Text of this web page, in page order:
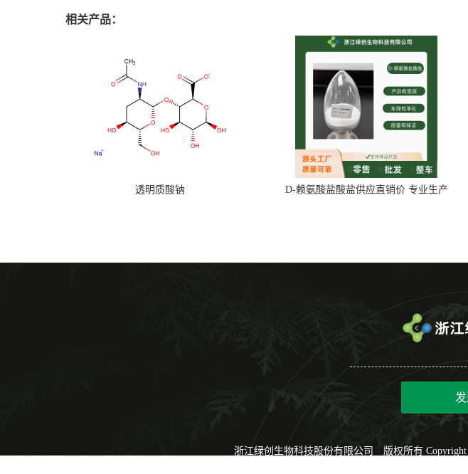
相关产品：
透明质酸钠 D-赖氨酸盐酸盐供应直销价 专业生产
浙江绿创生物科技股份有限公司 版权所有